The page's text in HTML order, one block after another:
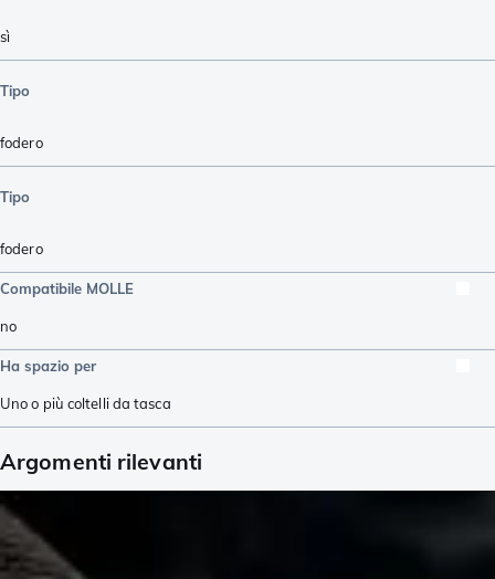
sì
Tipo
fodero
Tipo
fodero
Compatibile MOLLE
no
Ha spazio per
Uno o più coltelli da tasca
Argomenti rilevanti